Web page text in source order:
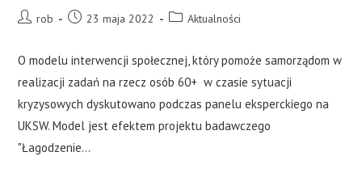
rob 23 maja 2022 Aktualności
O modelu interwencji społecznej, który pomoże samorządom w
realizacji zadań na rzecz osób 60+ w czasie sytuacji
kryzysowych dyskutowano podczas panelu eksperckiego na
UKSW. Model jest efektem projektu badawczego
"Łagodzenie…